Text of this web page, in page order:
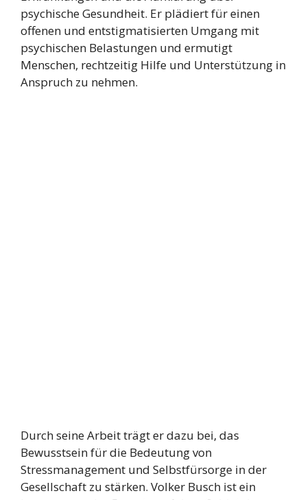
psychische Gesundheit. Er plädiert für einen
offenen und entstigmatisierten Umgang mit
psychischen Belastungen und ermutigt
Menschen, rechtzeitig Hilfe und Unterstützung in
Anspruch zu nehmen.
Durch seine Arbeit trägt er dazu bei, das
Bewusstsein für die Bedeutung von
Stressmanagement und Selbstfürsorge in der
Gesellschaft zu stärken. Volker Busch ist ein